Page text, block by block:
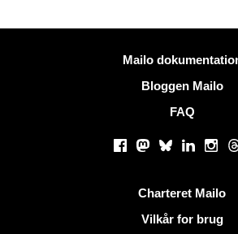
Mailo
Bloggen Mailo
FAQ
Facebook
Mastodon
BlueskyLinkedIn
Charteret Mailo
Vilkår for brug